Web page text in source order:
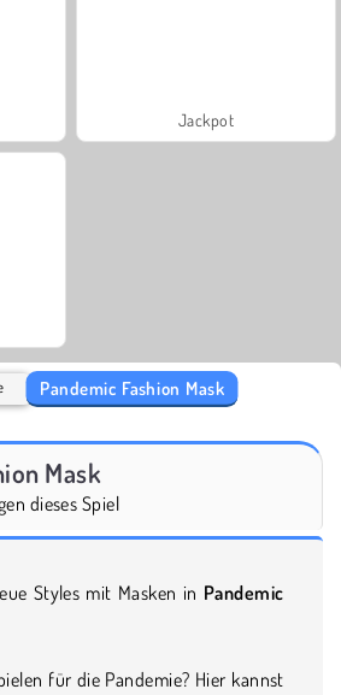
Jackpot
Pandemic Fashion Mask
Mask
dieses Spiel
Styles mit Masken in Pandemic
für die Pandemie? Hier kannst